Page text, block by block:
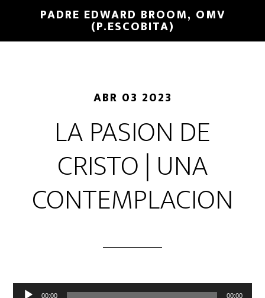
PADRE EDWARD BROOM, OMV
(P.ESCOBITA)
ABR 03 2023
LA PASION DE
CRISTO | UNA
CONTEMPLACION
Reproductor
00:00 00:00